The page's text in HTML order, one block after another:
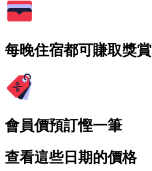
每晚住宿都可賺取獎賞
會員價預訂慳一筆
查看這些日期的價格